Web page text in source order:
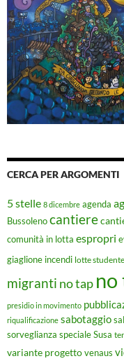
CERCA PER ARGOMENTI
5 stelle 8 dicembre agenda
Bussolenocantiere
comunità in lotta espropri
giaglione incendi lotte
migranti no tap no
presidio in movimento
riqualificazione sabotaggio
sorveglianza speciale Susa
variante progettovenaus